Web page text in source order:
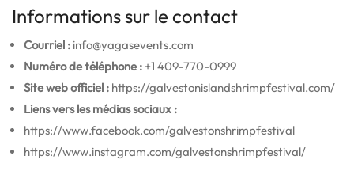
Informations sur le contact
Courriel : info@yagasevents.com
Numéro de téléphone : +1 409-770-0999
Site web officiel : https://galvestonislandshrimpfestival.com/
Liens vers les médias sociaux :
https://www.facebook.com/galvestonshrimpfestival
https://www.instagram.com/galvestonshrimpfestival/